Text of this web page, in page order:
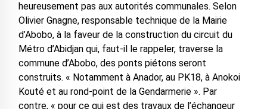
heureusement pas aux autorités communales. Selon
Olivier Gnagne, responsable technique de la Mairie
d’Abobo, à la faveur de la construction du circuit du
Métro d’Abidjan qui, faut-il le rappeler, traverse la
commune d’Abobo, des ponts piétons seront
construits. « Notamment à Anador, au PK18, à Anokoi
Kouté et au rond-point de la Gendarmerie ». Par
contre, « pour ce qui est des travaux de l’échangeur